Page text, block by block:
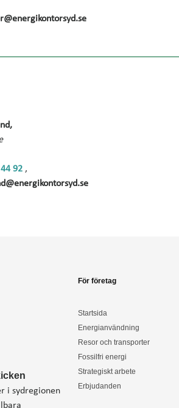
92 ,
i sydregionen
För företag
Startsida
Energianvändning
Resor och transporter
Fossilfri energi
Strategiskt arbete
Erbjudanden